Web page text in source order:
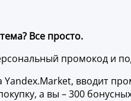
Все просто.
промокод и
вводит
а вы – 300